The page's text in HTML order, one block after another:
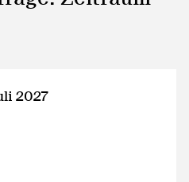
2027